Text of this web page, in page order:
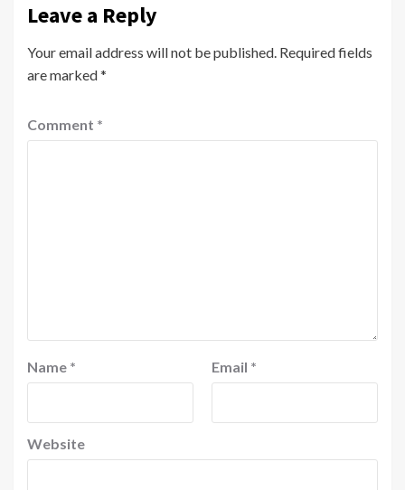
Leave a Reply
Your email address will not be published. Required fields
are marked*
Comment *
Name * Email *
Website